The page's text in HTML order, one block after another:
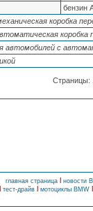
бензин
коробка
коробка
автомобилей с
Страницы:
главная страница l новости
l тест-драйвl мотоциклы BMW